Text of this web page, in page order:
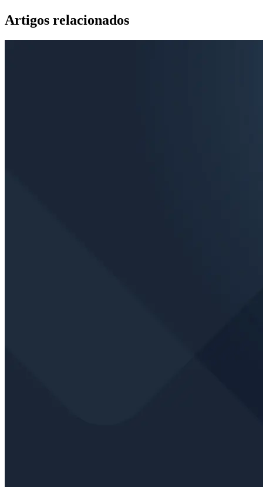
Artigos relacionados